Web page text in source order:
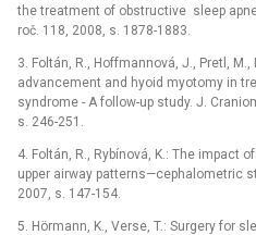
the treatment of obstructive sleep
roč. 118, 2008, s. 1878-1883.
3. Foltán, R., Hoffmannová, J., Pretl,
advancement and hyoid myotomy in
syndrome -⁠ A follow-up study. J.
s. 246-251.
4. Foltán, R., Rybínová, K.: The impact
upper airway patterns—cephalometric
2007, s. 147-154.
5. Hörmann, K., Verse, T.: Surgery for